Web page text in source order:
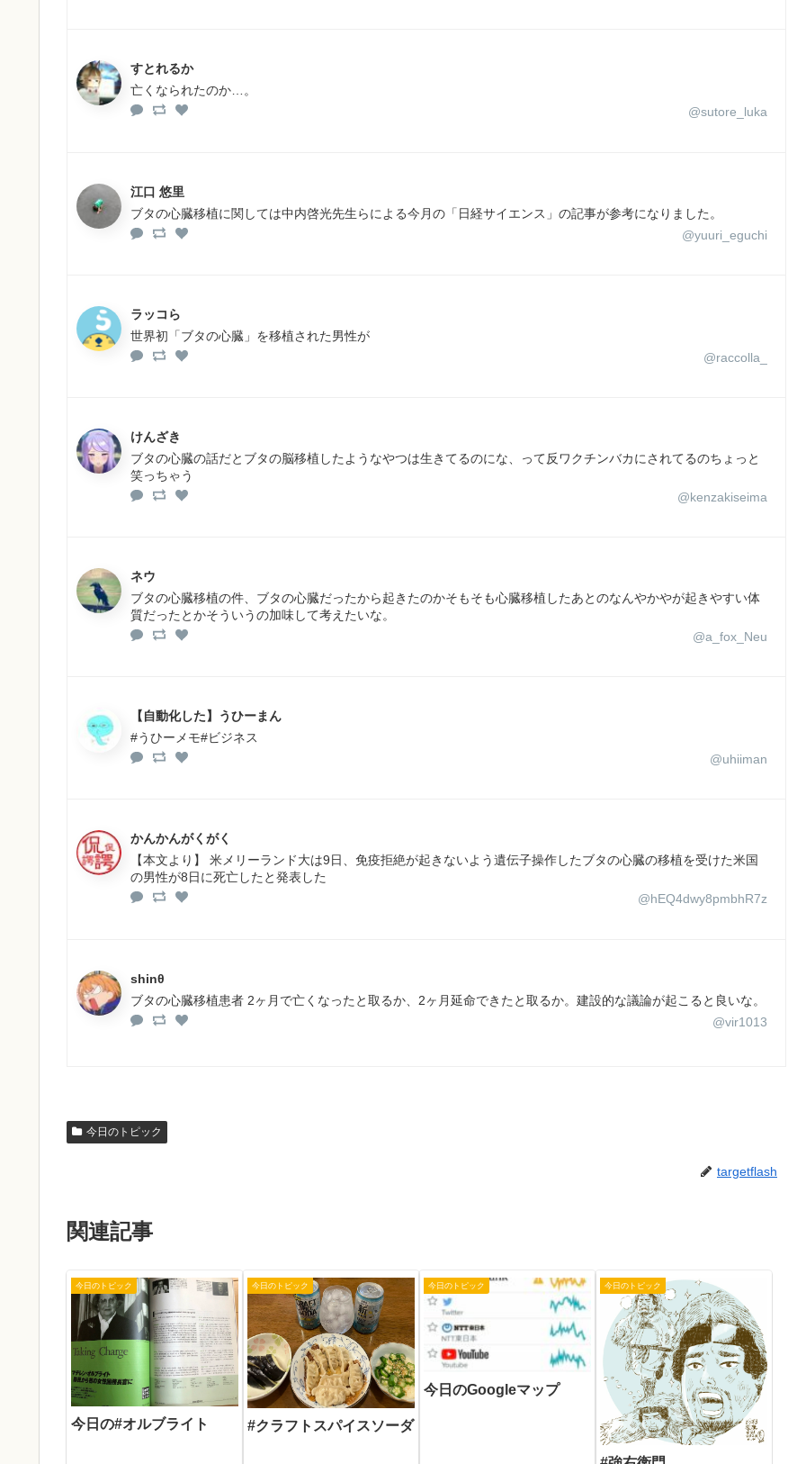
すとれるか
亡くなられたのか…。
@sutore_luka
江口 悠里
ブタの心臓移植に関しては中内啓光先生らによる今月の「日経サイエンス」の記事が参考になりました。
@yuuri_eguchi
ラッコら
世界初「ブタの心臓」を移植された男性が
@raccolla_
けんざき
ブタの心臓の話だとブタの脳移植したようなやつは生きてるのにな、って反ワクチンバカにされてるのちょっと
笑っちゃう
@kenzakiseima
ネウ
ブタの心臓移植の件、ブタの心臓だったから起きたのかそもそも心臓移植したあとのなんやかやが起きやすい体
質だったとかそういうの加味して考えたいな。
@a_fox_Neu
【自動化した】うひーまん
#うひーメモ#ビジネス
@uhiiman
かんかんがくがく
【本文より】 米メリーランド大は9日、免疫拒絶が起きないよう遺伝子操作したブタの心臓の移植を受けた米国
の男性が8日に死亡したと発表した
@hEQ4dwy8pmbhR7z
shinθ
ブタの心臓移植患者 2ヶ月で亡くなったと取るか、2ヶ月延命できたと取るか。建設的な議論が起こると良いな。
@vir1013
今日のトピック
targetflash
関連記事
今日のトピック
今日の#オルブライト
今日のトピック
#クラフトスパイスソーダ
今日のトピック
今日のGoogleマップ
今日のトピック